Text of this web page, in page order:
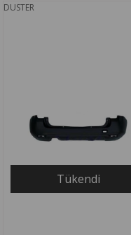
DUSTER
Tükendi